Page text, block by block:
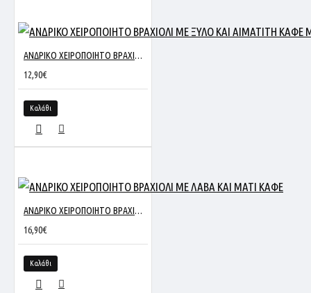
ΑΝΔΡΙΚΟ ΧΕΙΡΟΠΟΙΗΤΟ ΒΡΑΧΙΟΛΙ ΜΕ ΞΥΛΟ ΚΑΙ ΑΙΜΑΤΙΤΗ ΚΑΦΕ M1-20284
12,90€
Καλάθι
ΑΝΔΡΙΚΟ ΧΕΙΡΟΠΟΙΗΤΟ ΒΡΑΧΙΟΛΙ ΜΕ ΛΑΒΑ ΚΑΙ ΜΑΤΙ ΚΑΦΕ
16,90€
Καλάθι